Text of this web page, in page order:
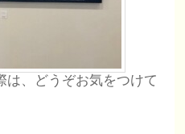
は、どうぞお気をつけて